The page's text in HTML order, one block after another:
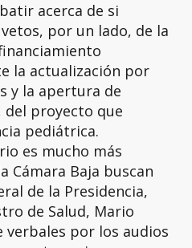
acerca de si
por un lado, de la
la actualización por
y la apertura de
proyecto que
pediátrica.
es mucho más
Cámara Baja buscan
de la Presidencia,
de Salud, Mario
verbales por los audios